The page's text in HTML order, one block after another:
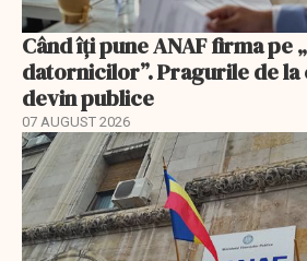
Când îți pune ANAF firma pe
datornicilor”. Pragurile de
devin publice
07 AUGUST 2026